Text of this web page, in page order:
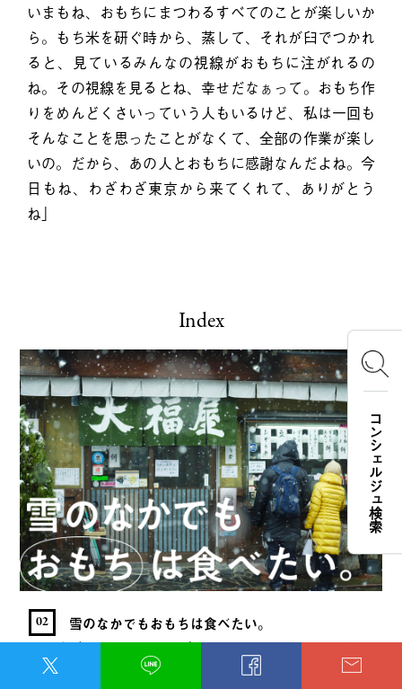
いまもね、おもちにまつわるすべてのことが楽しいか
ら。もち米を研ぐ時から、蒸して、それが臼でつかれ
ると、見ているみんなの視線がおもちに注がれるの
ね。その視線を見るとね、幸せだなぁって。おもち作
りをめんどくさいっていう人もいるけど、私は一回も
そんなことを思ったことがなくて、全部の作業が楽し
いの。だから、あの人とおもちに感謝なんだよね。今
日もね、わざわざ東京から来てくれて、ありがとう
ね」
Index
02 雪のなかでもおもちは食べたい。
一関を訪れたのは、2022年12月16日から18日のことで
した。地域によっては70cmもの積雪のあるところです
コンシェルジュ検索